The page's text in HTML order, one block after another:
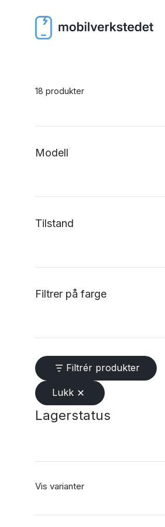
18 produkter
Modell
Tilstand
Filtrer på farge
Filtrér produkter
Lukk
Lagerstatus
Vis varianter